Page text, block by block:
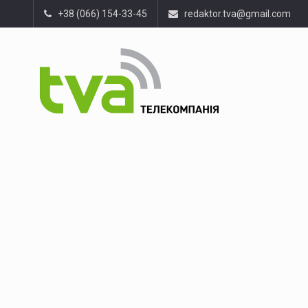
+38 (066) 154-33-45 redaktor.tva@gmail.com